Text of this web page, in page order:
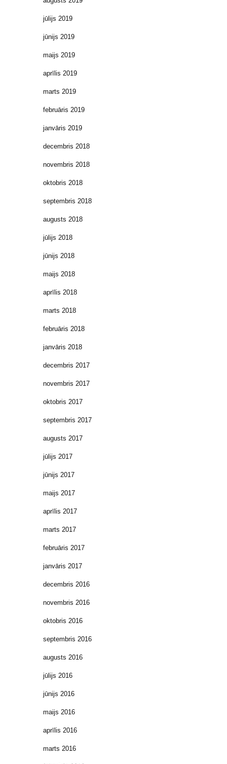
jūlijs 2019
jūnijs 2019
maijs 2019
aprīlis 2019
marts 2019
februāris 2019
janvāris 2019
decembris 2018
novembris 2018
oktobris 2018
septembris 2018
augusts 2018
jūlijs 2018
jūnijs 2018
maijs 2018
aprīlis 2018
marts 2018
februāris 2018
janvāris 2018
decembris 2017
novembris 2017
oktobris 2017
septembris 2017
augusts 2017
jūlijs 2017
jūnijs 2017
maijs 2017
aprīlis 2017
marts 2017
februāris 2017
janvāris 2017
decembris 2016
novembris 2016
oktobris 2016
septembris 2016
augusts 2016
jūlijs 2016
jūnijs 2016
maijs 2016
aprīlis 2016
marts 2016